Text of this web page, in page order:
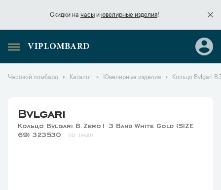
Скидки на часыи ювелирные изделия!
Скидки начасы
VIPLOMBARD
Часовой ломбард Каталог Ювелирные изделия Кольцо Bvlgari
Bvlgari
Кольцо Bvlgari B.Zero1 3 Band White Gold (SIZE
69) 323530
11421